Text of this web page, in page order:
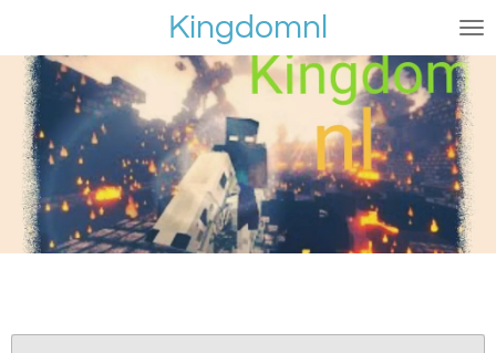
naar
de
hoofdinhoud
Kingdomnl